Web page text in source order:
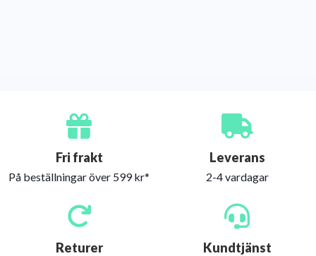
Fri frakt
På beställningar över 599 kr*
Leverans
2-4 vardagar
Returer Kundtjänst